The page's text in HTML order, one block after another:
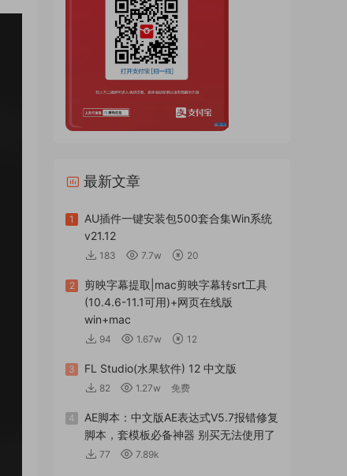
最新文章
1
AU插件一键安装包500套合集Win系统
v21.12
183 7.7w 20
2
剪映字幕提取|mac剪映字幕转srt工具
(10.4.6-11.1可用)+网页在线版
win+mac
94 1.67w 12
3 FL Studio(水果软件) 12 中文版
82 1.27w 免费
4
AE脚本：中文版AE表达式V5.7报错修复
脚本，套模板必备神器 别买无法使用了
77 7.89k